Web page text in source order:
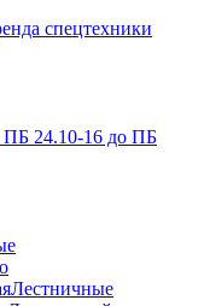
спецтехники
ПБ 24.10-16 до ПБ
Лестничные